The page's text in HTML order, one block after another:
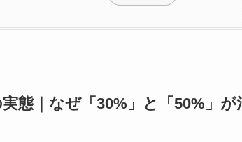
態｜なぜ「30%」と「50%」